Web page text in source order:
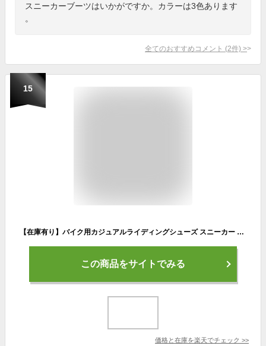
スニーカーブーツはいかがですか。カラーは3色あります
。
全てのおすすめコメント (2件) >
15
【在庫有り】バイク用カジュアルライディングシューズ スニーカー 街乗り ブラック 黒 靴 ブーツ サイドジッパー SCOYCO(スコイコ) MT016-2 限定カラー レディース メンズ JAPAN FIT
この商品をサイトでみる
価格と在庫を楽天でチェック >>